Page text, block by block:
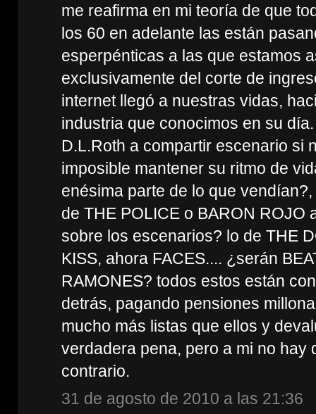
me reafirma en mi teoría de que
los 60 en adelante las están
esperpénticas a las que estamos
exclusivamente del corte de
internet llegó a nuestras vidas,
industria que conocimos en su
D.L.Roth a compartir escenario si
imposible mantener su ritmo de
enésima parte de lo que
de THE POLICE o BARON ROJO
sobre los escenarios? lo de THE
KISS, ahora FACES.... ¿serán
RAMONES? todos estos están
detrás, pagando pensiones
mucho más listas que ellos y
verdadera pena, pero a mi no hay
contrario.
31 de agosto de 2010 a las 21:36